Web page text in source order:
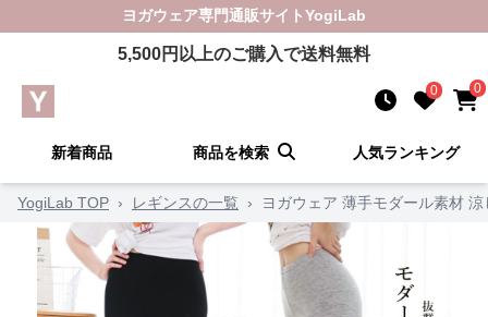
ヨガウェア専門通販サイトYogiLab
5,500円以上のご購入で送料無料
0 0
新着商品 商品を検索 人気ランキング
YogiLab TOP › レギンスの一覧 › ヨガウェア 薄手モダール素材